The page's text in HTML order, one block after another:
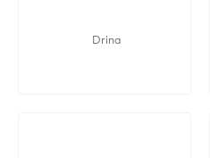
Drina